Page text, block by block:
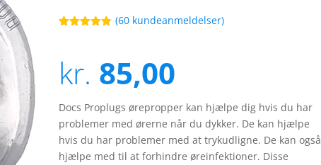
baseret på
kundebedøm
melser
(60kundeanmeldelser)
kr. 85,00
Docs Proplugs ørepropper kan hjælpe dig hvis du har
problemer med ørerne når du dykker. De kan hjælpe
hvis du har problemer med at trykudligne. De kan også
hjælpe med til at forhindre øreinfektioner. Disse